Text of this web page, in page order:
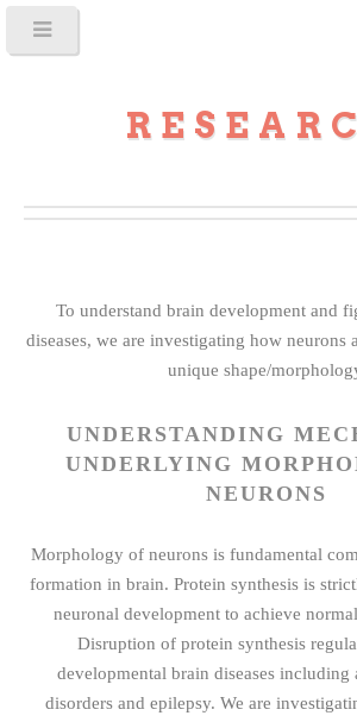
To understand brain development and
diseases, we are investigating how neurons
unique shape/
UNDERSTANDING
UNDERLYING
NEURONS
Morphology of neurons is fundamental
formation in brain. Protein synthesis is
neuronal development to achieve
Disruption of protein synthesis
developmental brain diseases including
disorders and epilepsy. We are